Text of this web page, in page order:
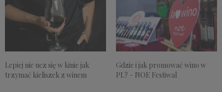
Lepiej nie ucz się w kinie jak
trzymać kieliszek z winem
Gdzie i jak promować wino w
PL? – NOE Festiwal